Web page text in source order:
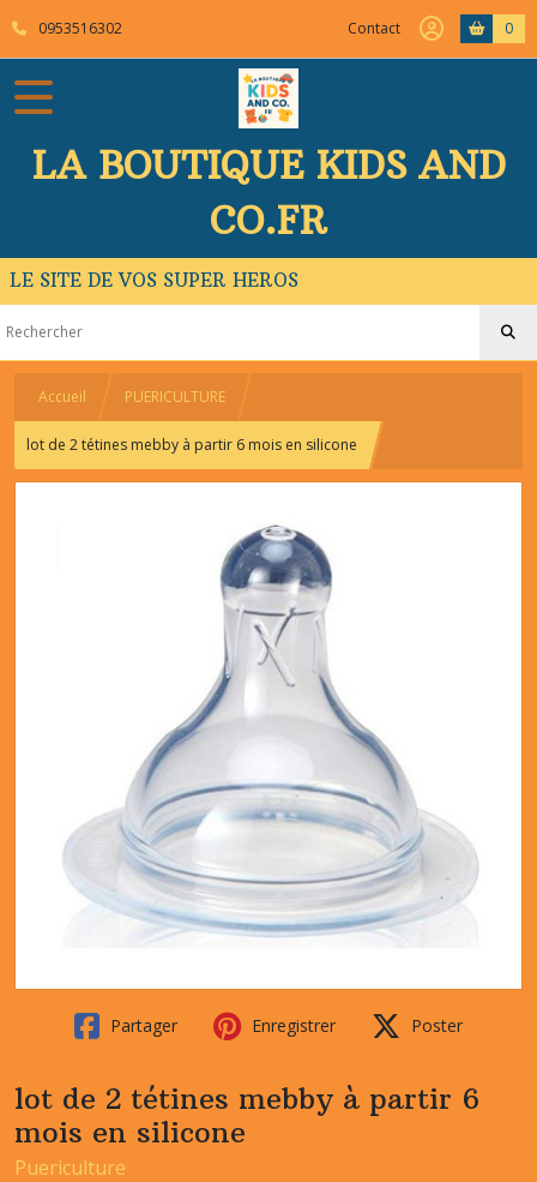
0953516302 Contact 0
LA BOUTIQUE KIDS AND
CO.FR
LE SITE DE VOS SUPER HEROS
Accueil PUERICULTURE
lot de 2 tétines mebby à partir 6 mois en silicone
Partager Enregistrer Poster
lot de 2 tétines mebby à partir 6
mois en silicone
Puericulture